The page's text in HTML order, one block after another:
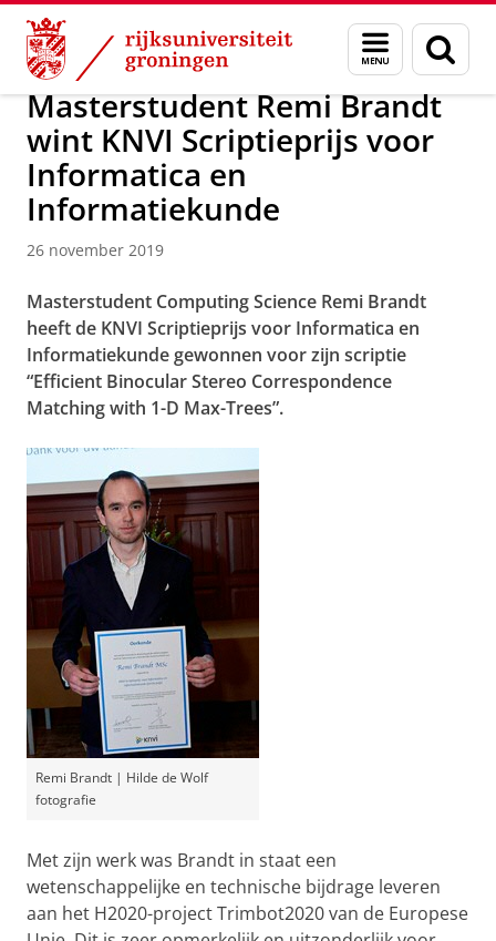
Skip
Content
Skip
Navigation
Menu
en
zoeken
Over ons Faculty of Science and Engineering Nieuws
Masterstudent Remi Brandt
wint KNVI Scriptieprijs voor
Informatica en
Informatiekunde
26 november 2019
Masterstudent Computing Science Remi Brandt
heeft de KNVI Scriptieprijs voor Informatica en
Informatiekunde gewonnen voor zijn scriptie
“Efficient Binocular Stereo Correspondence
Matching with 1-D Max-Trees”.
Remi Brandt | Hilde de Wolf
fotografie
Met zijn werk was Brandt in staat een
wetenschappelijke en technische bijdrage leveren
aan het H2020-project Trimbot2020 van de Europese